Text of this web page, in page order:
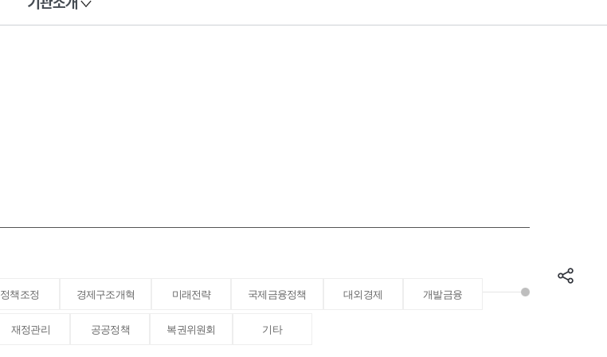
정책조정 경제구조개혁 미래전략 국제금융정책 대외경제 개발금융
재정관리 공공정책 복권위원회 기타